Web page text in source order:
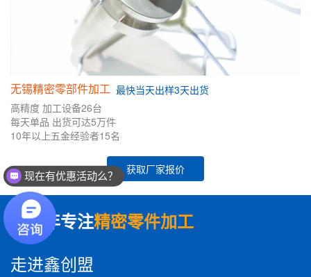
无锡精密零部件加工 最快当天出样3天出货
高精度 加工设备26台
每天单品 出货可达5万件
10年以上五金经验者15名
获取厂家报价
数十年专注精密零件加工
走进鑫创盟
可以介绍下你们的产品么？